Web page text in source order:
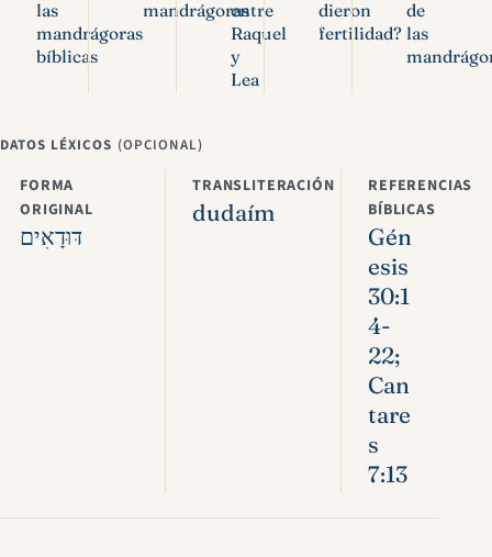
las
mandrágoras
bíblicas
mandrágorasentre
Raquel
y
Lea
dieron
fertilidad?
de
las
DATOS LÉXICOS (OPCIONAL)
FORMA
ORIGINAL
דּוּדָאִים
TRANSLITERACIÓN
dudaím
REFERENCIAS
BÍBLICAS
Gén
esis
30:1
4-
22;
Can
tare
s
7:13